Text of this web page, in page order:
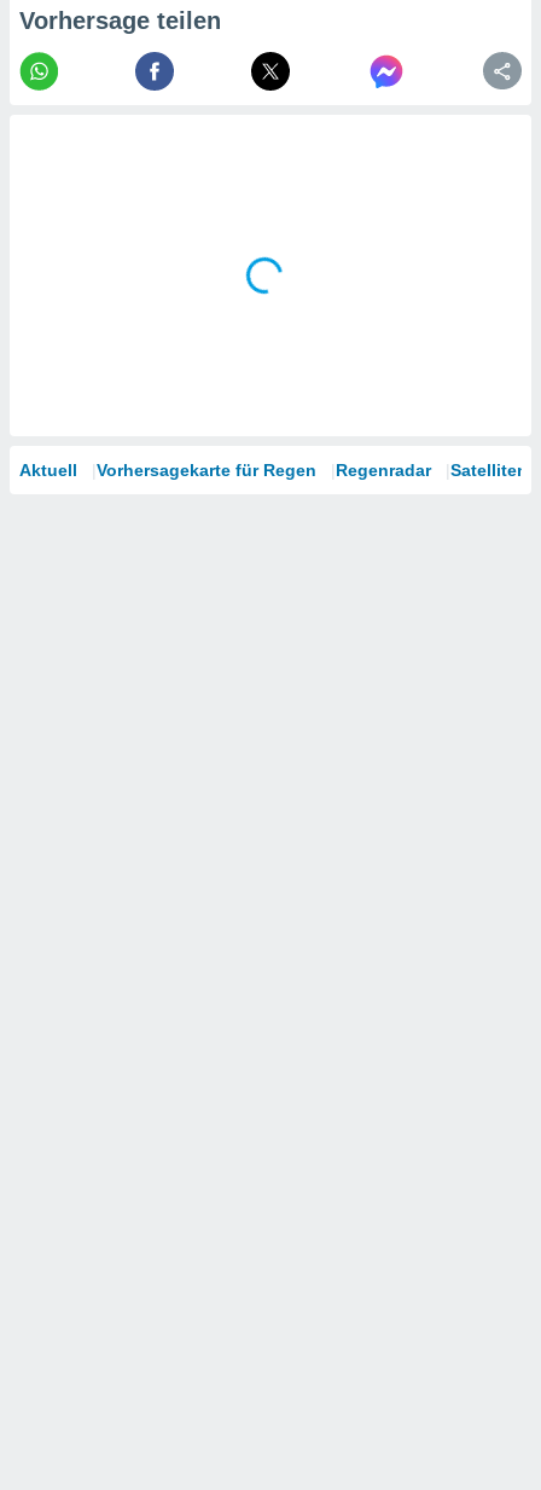
1199
Vorhersage teilen
Aktuell Vorhersagekarte für Regen Regenradar Satelliten